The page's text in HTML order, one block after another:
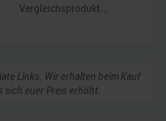
Links. Wir erhalten beim Kauf
sich euer Preis erhöht.